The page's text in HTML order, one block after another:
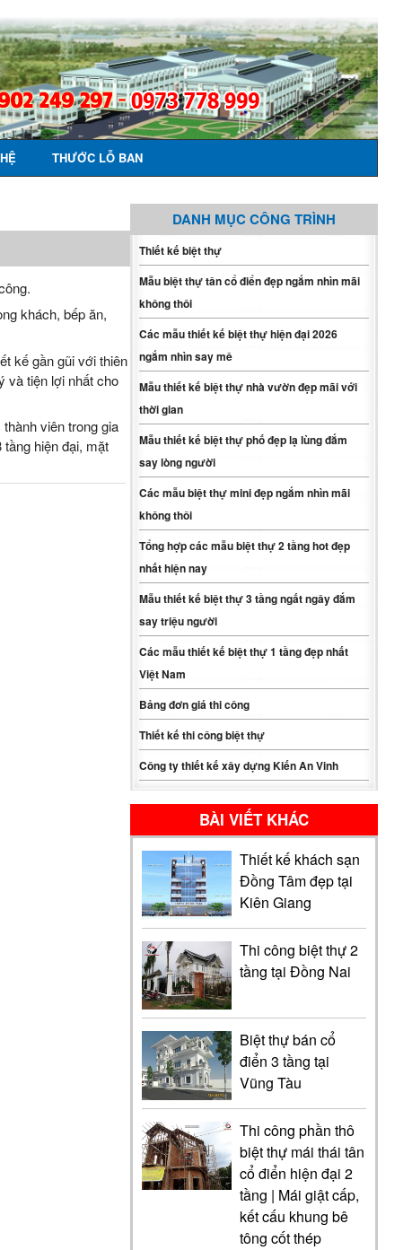
THƯỚC LỖ BAN
DANH MỤC CÔNG TRÌNH
Thiết kế biệt thự
Mẫu biệt thự tân cổ điển đẹp ngắm nhìn mãi
không thôi
Các mẫu thiết kế biệt thự hiện đại 2026
ngắm nhìn say mê
Mẫu thiết kế biệt thự nhà vườn đẹp mãi với
thời gian
Mẫu thiết kế biệt thự phố đẹp lạ lùng đắm
say lòng người
Các mẫu biệt thự mini đẹp ngắm nhìn mãi
không thôi
Tổng hợp các mẫu biệt thự 2 tầng hot đẹp
nhất hiện nay
Mẫu thiết kế biệt thự 3 tầng ngất ngây đắm
say triệu người
Các mẫu thiết kế biệt thự 1 tầng đẹp nhất
Việt Nam
Bảng đơn giá thi công
Thiết kế thi công biệt thự
Công ty thiết kế xây dựng Kiến An Vinh
BÀI VIẾT KHÁC
Thiết kế khách sạn
Đồng Tâm đẹp tại
Kiên Giang
Thi công biệt thự 2
tầng tại Đồng Nai
Biệt thự bán cổ
điển 3 tầng tại
Vũng Tàu
Thi công phần thô
biệt thự mái thái tân
cổ điển hiện đại 2
tầng | Mái giật cấp,
kết cấu khung bê
tông cốt thép
khách, bếp ăn,
kế gần gũi với thiên
và tiện lợi nhất cho
viên trong gia
hiện đại, mặt